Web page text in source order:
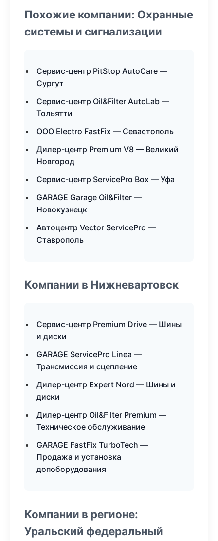
Похожие компании: Охранные
системы и сигнализации
Сервис-центр PitStop AutoCare —
Сургут
Сервис-центр Oil&Filter AutoLab —
Тольятти
ООО Electro FastFix — Севастополь
Дилер-центр Premium V8 — Великий
Новгород
Сервис-центр ServicePro Box — Уфа
GARAGE Garage Oil&Filter —
Новокузнецк
Автоцентр Vector ServicePro —
Ставрополь
Компании в Нижневартовск
Сервис-центр Premium Drive — Шины
и диски
GARAGE ServicePro Linea —
Трансмиссия и сцепление
Дилер-центр Expert Nord — Шины и
диски
Дилер-центр Oil&Filter Premium —
Техническое обслуживание
GARAGE FastFix TurboTech —
Продажа и установка
допоборудования
Компании в регионе:
Уральский федеральный